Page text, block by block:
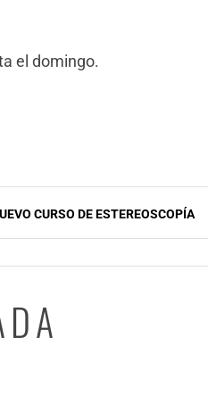
el domingo.
CURSO DE ESTEREOSCOPÍA